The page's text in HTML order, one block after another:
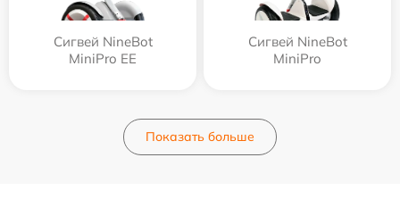
Сигвей NineBot
MiniPro EE
Сигвей NineBot
MiniPro
Показать больше